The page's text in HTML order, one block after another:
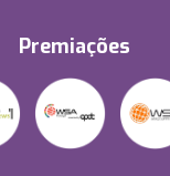
Premiações